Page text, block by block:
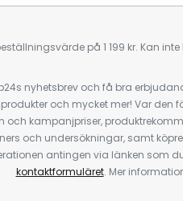
på 1 199 kr. Kan
nyhetsbrev och få bra
och mycket mer! Var den
och kampanjpriser,
och undersökningar, samt
antingen via länken som
kontaktformuläret. Mer